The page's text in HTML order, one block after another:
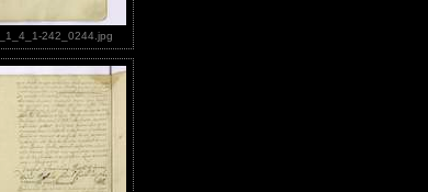
242_0244.jpg